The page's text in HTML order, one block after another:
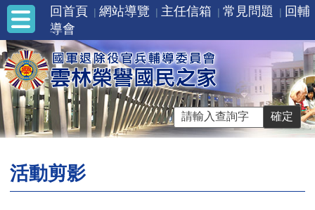
回首頁 網站導覽 主任信箱 常見問題
回輔
導會
活動剪影